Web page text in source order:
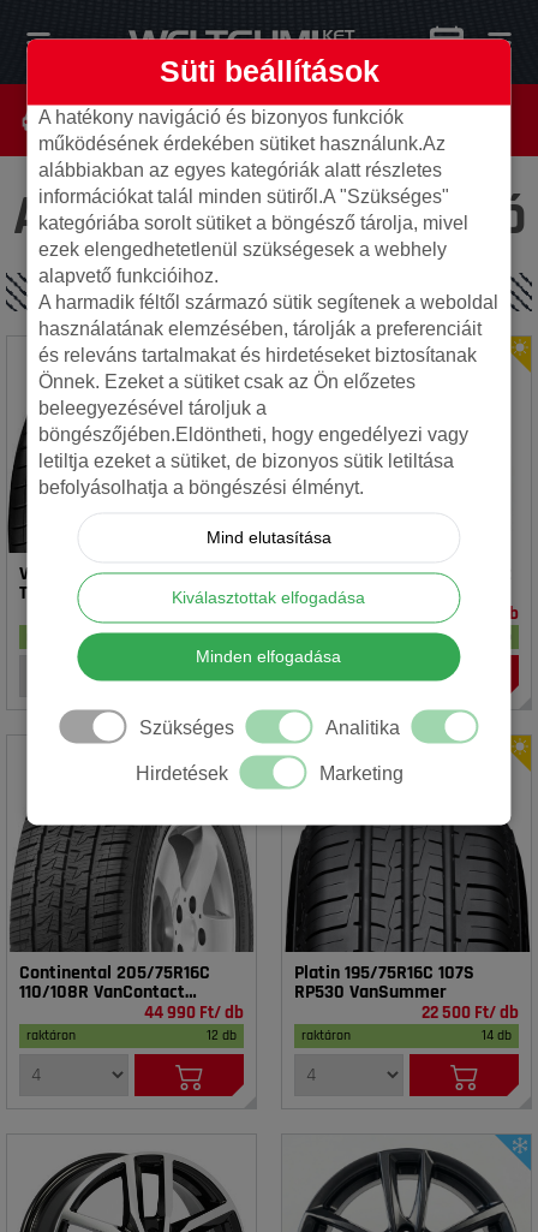
Az oldal nem található
SPECIÁLIS AJÁNLATOK
Vredestein 195/65R15 91T T-
TRAC 2 DOT23
17 db
Rotalla 195/65R15 91V RH02
14 990 Ft/ db
raktáron
Continental 205/75R16C
110/108R VanContact
44 990 Ft/ db
raktáron 12 db
Platin 195/75R16C 107S
RP530 VanSummer
22 500 Ft/ db
raktáron 14 db
Süti beállítások
A hatékony navigáció és bizonyos funkciók
működésének érdekében sütiket használunk.Az
alábbiakban az egyes kategóriák alatt részletes
információkat talál minden sütiről.A "Szükséges"
kategóriába sorolt sütiket a böngésző tárolja, mivel
ezek elengedhetetlenül szükségesek a webhely
alapvető funkcióihoz.
A harmadik féltől származó sütik segítenek a weboldal
használatának elemzésében, tárolják a preferenciáit
és releváns tartalmakat és hirdetéseket biztosítanak
Önnek. Ezeket a sütiket csak az Ön előzetes
beleegyezésével tároljuk a
böngészőjében.Eldöntheti, hogy engedélyezi vagy
letiltja ezeket a sütiket, de bizonyos sütik letiltása
befolyásolhatja a böngészési élményt.
Mind elutasítása
Kiválasztottak elfogadása
Minden elfogadása
Szükséges Analitika
Hirdetések Marketing